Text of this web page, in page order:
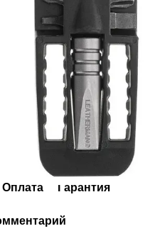
Оплата Гарантия